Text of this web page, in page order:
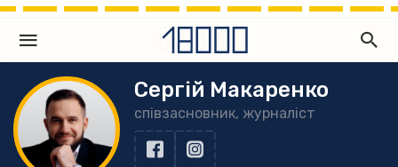
Сергій Макаренко
співзасновник, журналіст